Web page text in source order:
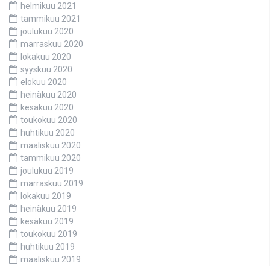
helmikuu 2021
tammikuu 2021
joulukuu 2020
marraskuu 2020
lokakuu 2020
syyskuu 2020
elokuu 2020
heinäkuu 2020
kesäkuu 2020
toukokuu 2020
huhtikuu 2020
maaliskuu 2020
tammikuu 2020
joulukuu 2019
marraskuu 2019
lokakuu 2019
heinäkuu 2019
kesäkuu 2019
toukokuu 2019
huhtikuu 2019
maaliskuu 2019